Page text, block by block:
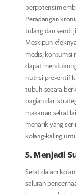
berpotensi
Peradangan
tulang dan sendi
Meskipun
medis, konsumsi
dapat
nutrisi preventif
tubuh secara
bagian dari
makanan sehat
menarik yang
kolang-kaling
5. Menjadi
Serat dalam
saluran